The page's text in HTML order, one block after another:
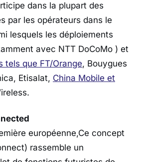
dans la plupart des
par les opérateurs dans le
lesquels les déploiements
avec NTT DoCoMo ) et
tels que FT/Orange, Bouygues
Etisalat, China Mobile et
européenne,Ce concept
rassemble un